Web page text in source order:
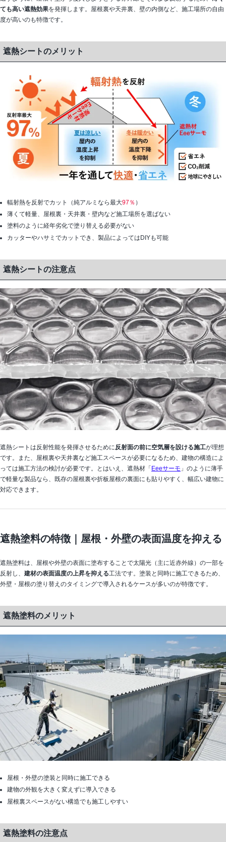
ても高い遮熱効果を発揮します。屋根裏や天井裏、壁の内側など、施工場所の自由
度が高いのも特徴です。
遮熱シートのメリット
輻射熱を反射でカット（純アルミなら最大97％ ）
薄くて軽量、屋根裏・天井裏・壁内など施工場所を選ばない
塗料のように経年劣化で塗り替える必要がない
カッターやハサミでカットでき、製品によってはDIYも可能
遮熱シートの注意点
遮熱シートは反射性能を発揮させるために反射面の前に空気層を設ける施工が理想
です。また、屋根裏や天井裏など施工スペースが必要になるため、建物の構造によ
っては施工方法の検討が必要です。とはいえ、遮熱材「 Eeeサーモ 」のように薄手
で軽量な製品なら、既存の屋根裏や折板屋根の裏面にも貼りやすく、幅広い建物に
対応できます。
遮熱塗料の特徴｜屋根・外壁の表面温度を抑える
遮熱塗料は、屋根や外壁の表面に塗布することで太陽光（主に近赤外線）の一部を
反射し、 建材の表面温度の上昇を抑える工法です。塗装と同時に施工できるため、
外壁・屋根の塗り替えのタイミングで導入されるケースが多いのが特徴です。
遮熱塗料のメリット
屋根・外壁の塗装と同時に施工できる
建物の外観を大きく変えずに導入できる
屋根裏スペースがない構造でも施工しやすい
遮熱塗料の注意点